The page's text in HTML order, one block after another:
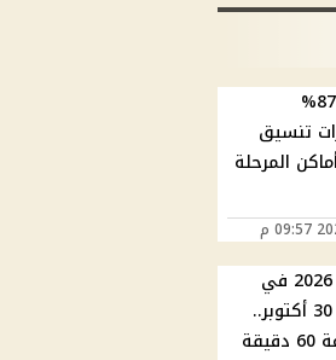
92.8% للطب و87.9%
تنسيق
2026 وأماكن المرحلة
التوقيت الشتوي 2026 في
مصر يبدأ الجمعة 30 أكتوبر..
موعد تأخير الساعة 60 دقيقة